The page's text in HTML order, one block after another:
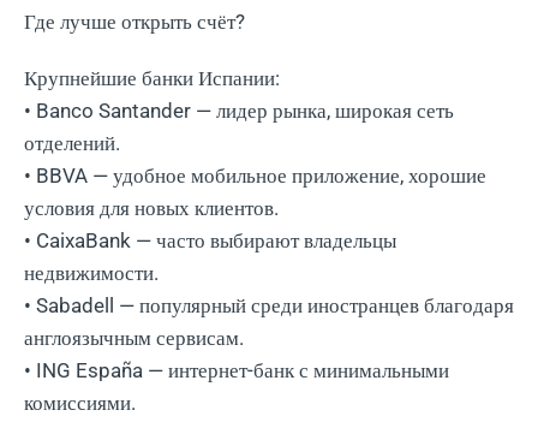
Где лучше открыть счёт?
Крупнейшие банки Испании:
• Banco Santander — лидер рынка, широкая сеть
отделений.
• BBVA — удобное мобильное приложение, хорошие
условия для новых клиентов.
• CaixaBank — часто выбирают владельцы
недвижимости.
• Sabadell — популярный среди иностранцев благодаря
англоязычным сервисам.
• ING España — интернет-банк с минимальными
комиссиями.